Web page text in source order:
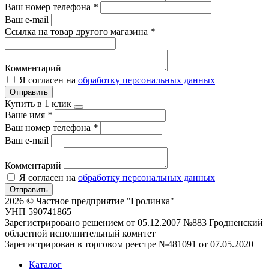
Ваш номер телефона *
Ваш e-mail
Ссылка на товар другого магазина *
Комментарий
Я согласен на обработку персональных данных
Отправить
Купить в 1 клик
Ваше имя *
Ваш номер телефона *
Ваш e-mail
Комментарий
Я согласен на обработку персональных данных
Отправить
2026 © Частное предприятие "Гролинка"
УНП 590741865
Зарегистрировано решением от 05.12.2007 №883 Гродненский
областной исполнительный комитет
Зарегистрирован в торговом реестре №481091 от 07.05.2020
Каталог